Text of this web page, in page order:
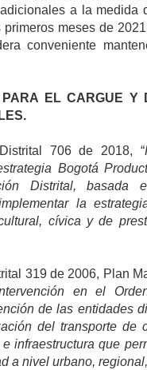
a la medida
meses de
conveniente
EL CARGUE
706 de 2018, “
Bogotá
Distrital, basada
la
cívica y de
319 de 2006, Plan
en el
de las entidades
del transporte
infraestructura que
a nivel urbano,